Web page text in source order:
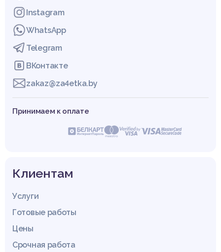
Instagram
WhatsApp
Telegram
ВКонтакте
zakaz@za4etka.by
Принимаем к оплате
Клиентам
Услуги
Готовые работы
Цены
Срочная работа